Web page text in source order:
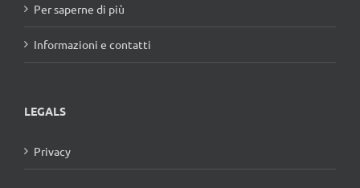
Per saperne di più
Informazioni e contatti
LEGALS
Privacy